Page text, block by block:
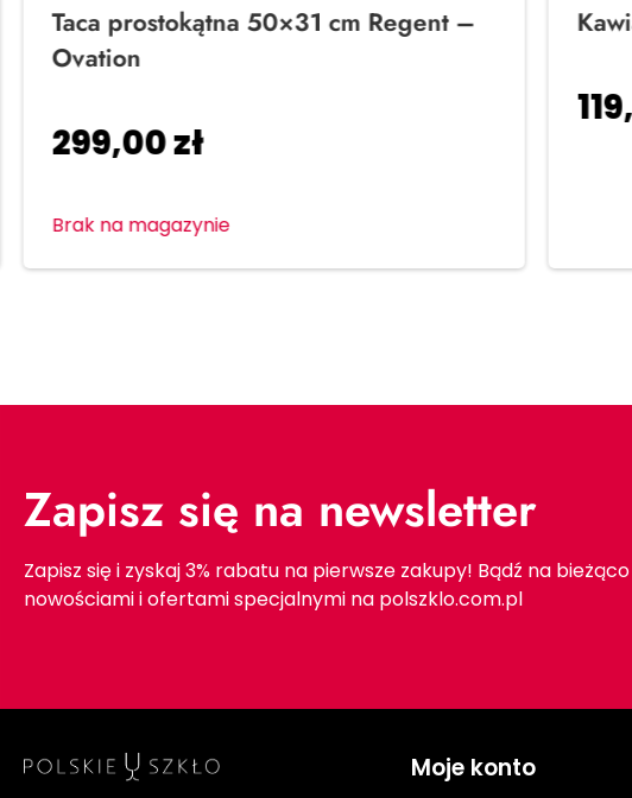
Taca prostokątna 50×31 cm Regent –
Ovation
299,00zł
Brak na magazynie
Zapisz się na newsletter
Zapisz się i zyskaj 3% rabatu na pierwsze zakupy! Bądź na
nowościami i ofertami specjalnymi na polszklo.com.pl
Moje konto